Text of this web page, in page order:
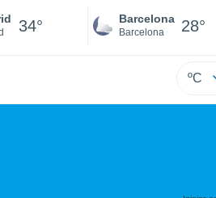
34° Barcelona
Barcelona 28°
ºC